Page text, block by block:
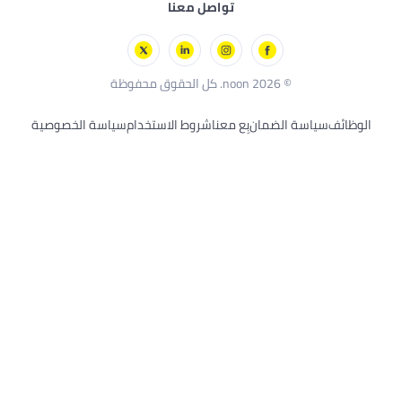
تواصل معنا
الوظائفسياسة الضمانبِع معناشروط الاستخدامسياسة الخصوصية